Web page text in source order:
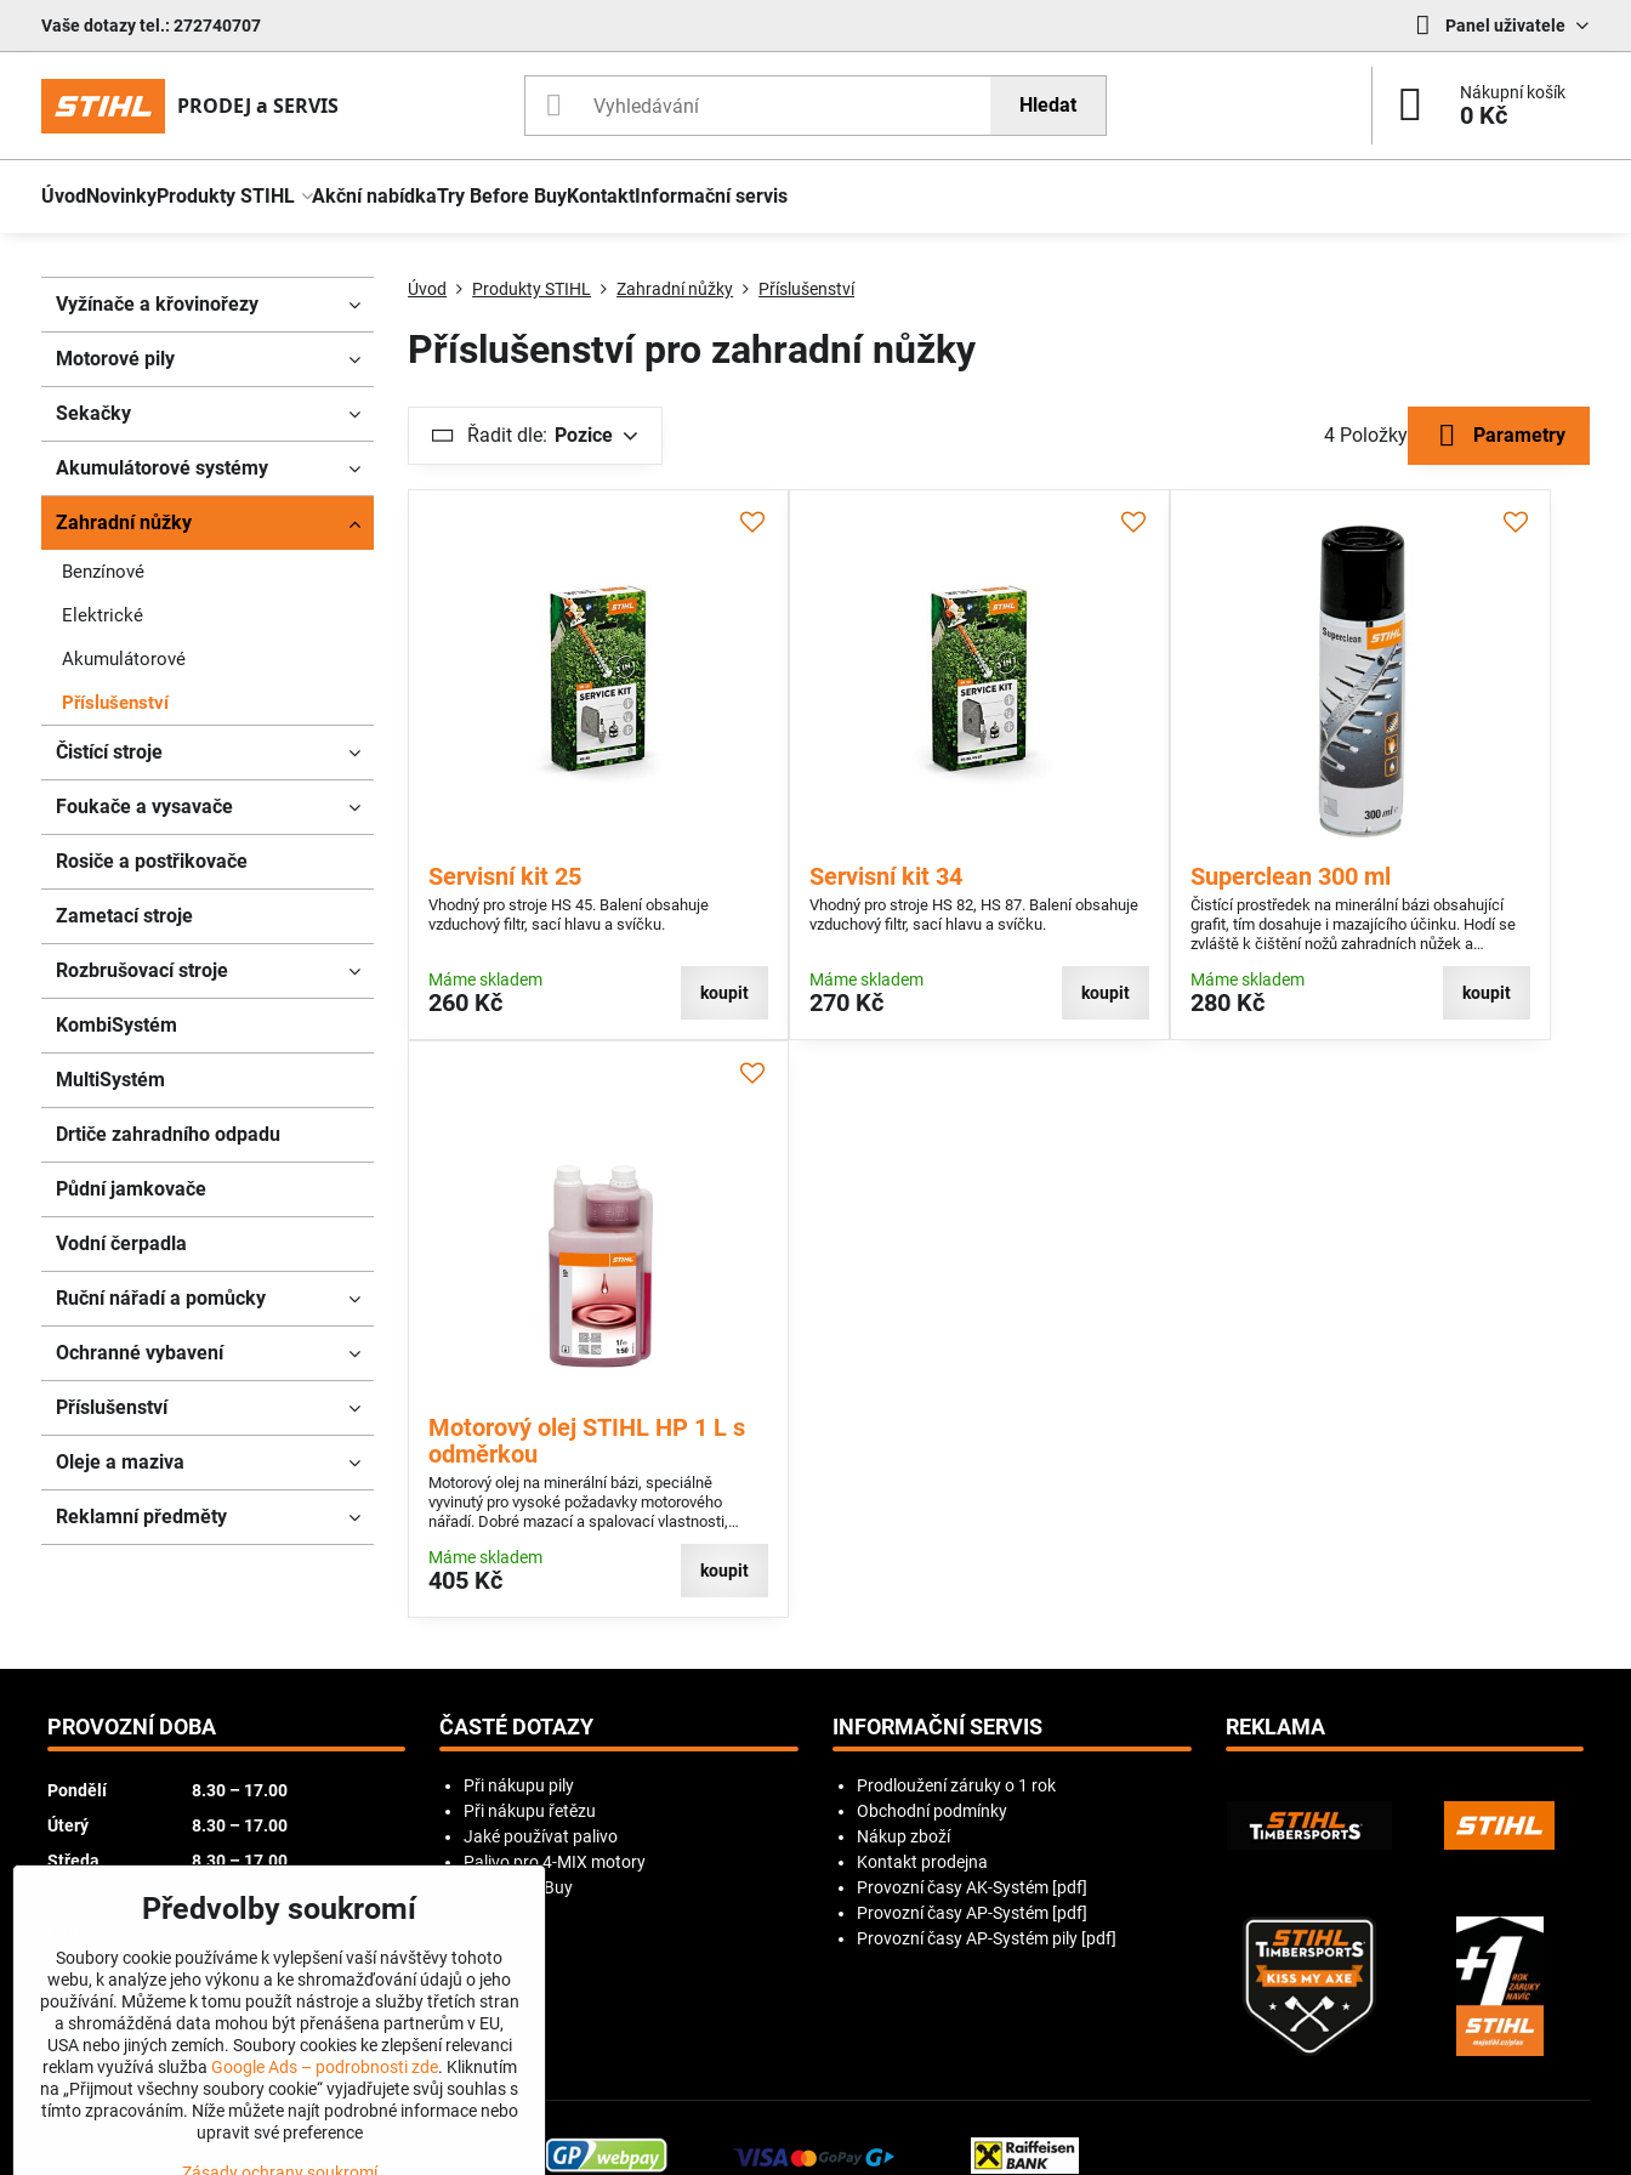
Vaše dotazy tel.: 272740707 Panel uživatele
Hledat
Nákupní košík
0 Kč
ÚvodNovinkyProdukty STIHL Akční nabídkaTry Before BuyKontaktInformační servis
Úvod Produkty STIHL Zahradní nůžky Příslušenství
Příslušenství pro zahradní nůžky
Řadit dle: Pozice 4 Položky Parametry
Servisní kit 25
Vhodný pro stroje HS 45. Balení obsahuje
vzduchový filtr, sací hlavu a svíčku.
Máme skladem
260 Kč koupit
Servisní kit 34
Vhodný pro stroje HS 82, HS 87. Balení obsahuje
vzduchový filtr, sací hlavu a svíčku.
Máme skladem
270 Kč koupit
Superclean 300 ml
Čistící prostředek na minerální bázi obsahující
grafit, tím dosahuje i mazajícího účinku. Hodí se
zvláště k čištění nožů zahradních nůžek a
Máme skladem
280 Kč koupit
Motorový olej STIHL HP 1 L s
odměrkou
Motorový olej na minerální bázi, speciálně
vyvinutý pro vysoké požadavky motorového
nářadí. Dobré mazací a spalovací vlastnosti,
vhodný pro všechny dvoutaktní motory STIHL
Máme skladem
405 Kč koupit
Vyžínače a křovinořezy
Motorové pily
Sekačky
Akumulátorové systémy
Zahradní nůžky
Benzínové
Elektrické
Akumulátorové
Příslušenství
Čistící stroje
Foukače a vysavače
Rosiče a postřikovače
Zametací stroje
Rozbrušovací stroje
KombiSystém
MultiSystém
Drtiče zahradního odpadu
Půdní jamkovače
Vodní čerpadla
Ruční nářadí a pomůcky
Ochranné vybavení
Příslušenství
Oleje a maziva
Reklamní předměty
PROVOZNÍ DOBA
Pondělí
8.30 – 17.00
Úterý
8.30 – 17.00
Středa
8.30 – 17.00
8.30 – 17.00
8.30 – 16.00
Sobota
zavřeno
Neděle
zavřeno
ČASTÉ DOTAZY
Při nákupu pily
Při nákupu řetězu
Jaké používat palivo
Palivo pro 4-MIX motory
Try Before Buy
INFORMAČNÍ SERVIS
Prodloužení záruky o 1 rok
Obchodní podmínky
Nákup zboží
Kontakt prodejna
Provozní časy AK-Systém [pdf]
Provozní časy AP-Systém [pdf]
Provozní časy AP-Systém pily [pdf]
REKLAMA
Předvolby soukromí
Soubory cookie používáme k vylepšení vaší návštěvy tohoto
webu, k analýze jeho výkonu a ke shromažďování údajů o jeho
používání. Můžeme k tomu použít nástroje a služby třetích stran
a shromážděná data mohou být přenášena partnerům v EU,
USA nebo jiných zemích. Soubory cookies ke zlepšení relevanci
reklam využívá služba Google Ads – podrobnosti zde. Kliknutím
na „Přijmout všechny soubory cookie“ vyjadřujete svůj souhlas s
tímto zpracováním. Níže můžete najít podrobné informace nebo
upravit své preference